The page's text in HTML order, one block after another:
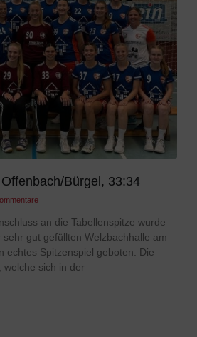
Bürgel, 33:34
an die Tabellenspitze wurde
gut gefüllten Welzbachhalle am
echtes Spitzenspiel geboten. Die
welche sich in der